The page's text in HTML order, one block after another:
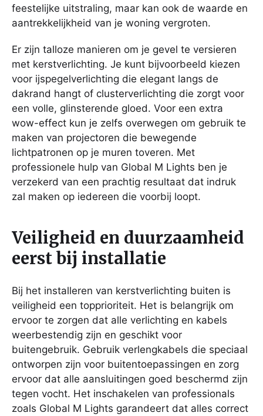
feestelijke uitstraling, maar kan ook de waarde en
aantrekkelijkheid van je woning vergroten.
Er zijn talloze manieren om je gevel te versieren
met kerstverlichting. Je kunt bijvoorbeeld kiezen
voor ijspegelverlichting die elegant langs de
dakrand hangt of clusterverlichting die zorgt voor
een volle, glinsterende gloed. Voor een extra
wow-effect kun je zelfs overwegen om gebruik te
maken van projectoren die bewegende
lichtpatronen op je muren toveren. Met
professionele hulp van Global M Lights ben je
verzekerd van een prachtig resultaat dat indruk
zal maken op iedereen die voorbij loopt.
Veiligheid en duurzaamheid
eerst bij installatie
Bij het installeren van kerstverlichting buiten is
veiligheid een topprioriteit. Het is belangrijk om
ervoor te zorgen dat alle verlichting en kabels
weerbestendig zijn en geschikt voor
buitengebruik. Gebruik verlengkabels die speciaal
ontworpen zijn voor buitentoepassingen en zorg
ervoor dat alle aansluitingen goed beschermd zijn
tegen vocht. Het inschakelen van professionals
zoals Global M Lights garandeert dat alles correct